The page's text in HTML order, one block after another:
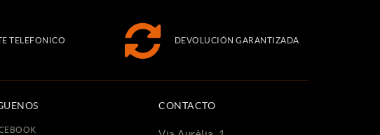
TELEFONICO DEVOLUCIÓN GARANTIZADA
CONTACTO